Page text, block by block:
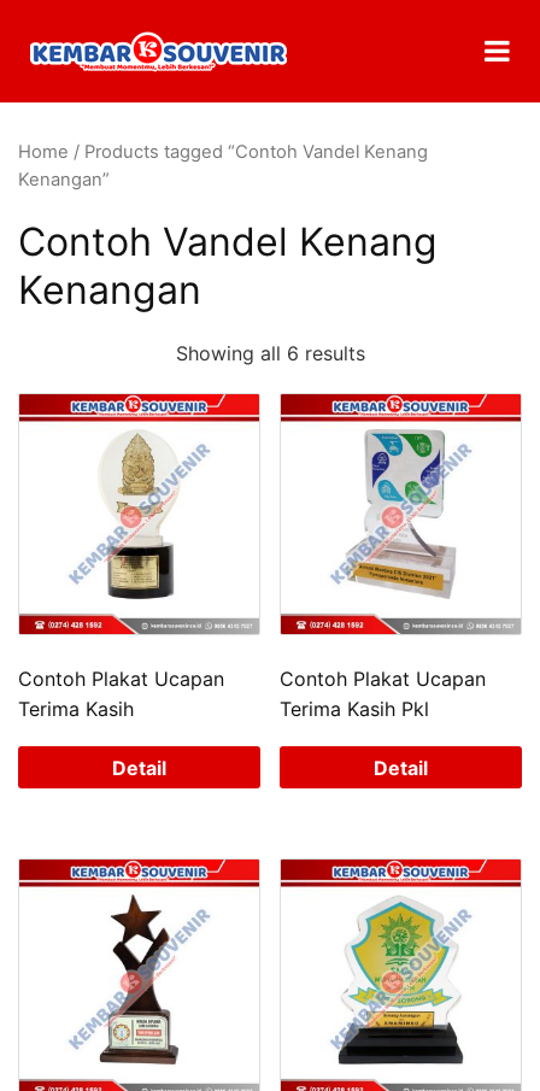
Home / Products tagged “Contoh Vandel Kenang
Kenangan”
Contoh Vandel Kenang
Kenangan
Showing all 6 results
Contoh Plakat Ucapan
Terima Kasih
Detail
Contoh Plakat Ucapan
Terima Kasih Pkl
Detail